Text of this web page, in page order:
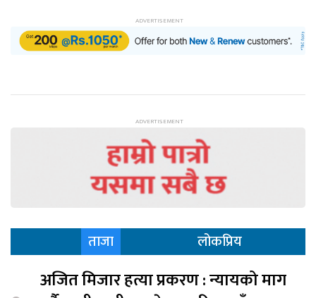
ताजा लोकप्रिय
अजित मिजार हत्या प्रकरण : न्यायको माग